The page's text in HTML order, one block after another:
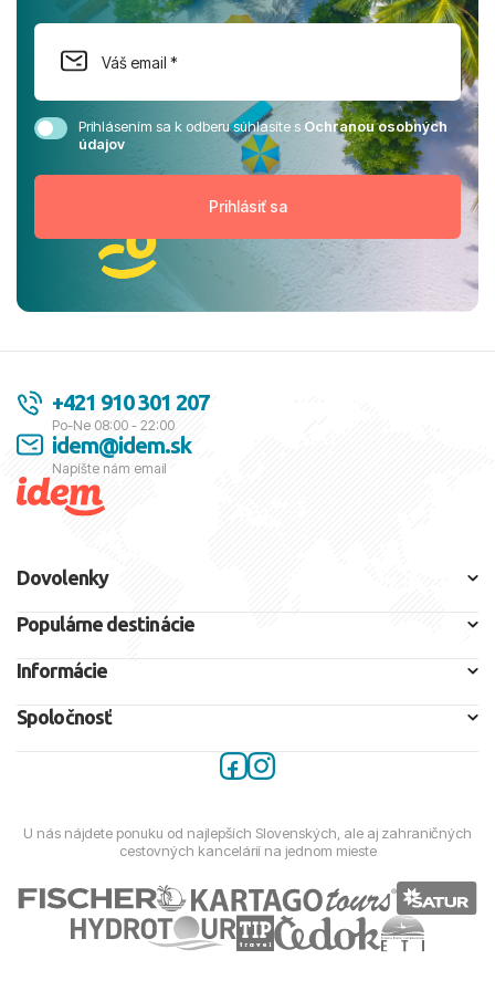
Prihlásením sa k odberu súhlasíte sOchranou osobných
údajov
+421 910 301 207
Po-Ne 08:00 - 22:00
idem@idem.sk
Napíšte nám email
Dovolenky
Populárne destinácie
Informácie
Spoločnosť
U nás nájdete ponuku od najlepších Slovenských, ale aj zahraničných
cestovných kancelárií na jednom mieste